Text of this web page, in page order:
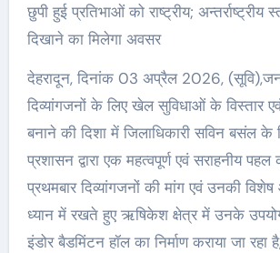
छुपी हुई प्रतिभाओं को राष्ट्रीय; अन्तर्राष्ट्रीय
दिखाने का मिलेगा अवसर
देहरादून, दिनांक 03 अप्रैल 2026,
दिव्यांगजनों के लिए खेल सुविधाओं के विस्तार
बनाने की दिशा में जिलाधिकारी सविन बसंल के
प्रशासन द्वारा एक महत्वपूर्ण एवं सराहनीय
प्रथमबार दिव्यांगजनों की मांग एवं उनकी
ध्यान में रखते हुए ऋषिकेश क्षेत्र में उनके
इंडोर बैडमिंटन हॉल का निर्माण कराया जा रहा